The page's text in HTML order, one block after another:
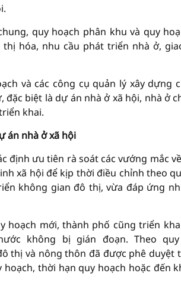
quy hoạch phân khu và quy
hóa, nhu cầu phát triển nhà ở,
và các công cụ quản lý xây
biệt là dự án nhà ở xã hội, nhà ở
khai.
án nhà ở xã hội
định ưu tiên rà soát các vướng mắc
xã hội để kịp thời điều chỉnh theo
không gian đô thị, vừa đáp ứng
hoạch mới, thành phố cũng triển
không bị gián đoạn. Theo
thị và nông thôn đã được phê
thời hạn quy hoạch hoặc đến